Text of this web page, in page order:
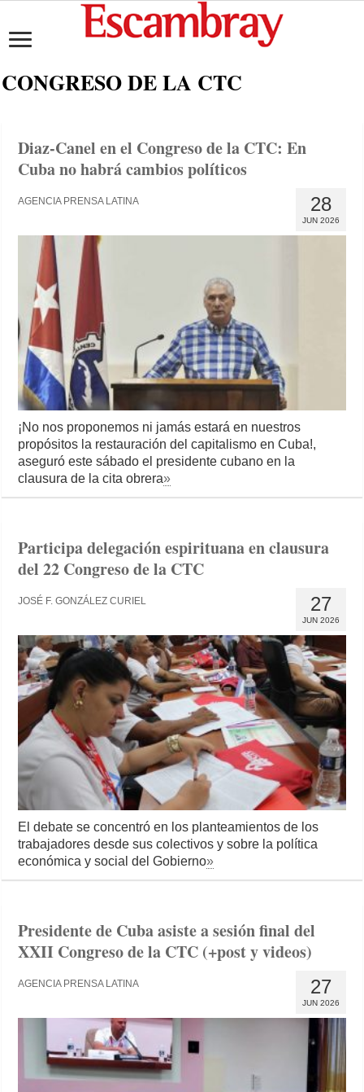
CONGRESO DE LA CTC
Diaz-Canel en el Congreso de la CTC: En
Cuba no habrá cambios políticos
28
JUN 2026
AGENCIA PRENSA LATINA
¡No nos proponemos ni jamás estará en nuestros
propósitos la restauración del capitalismo en Cuba!,
aseguró este sábado el presidente cubano en la
clausura de la cita obrera»
Participa delegación espirituana en clausura
del 22 Congreso de la CTC
27
JUN 2026
JOSÉ F. GONZÁLEZ CURIEL
El debate se concentró en los planteamientos de los
trabajadores desde sus colectivos y sobre la política
económica y social del Gobierno»
Presidente de Cuba asiste a sesión final del
XXII Congreso de la CTC (+post y videos)
27
JUN 2026
AGENCIA PRENSA LATINA